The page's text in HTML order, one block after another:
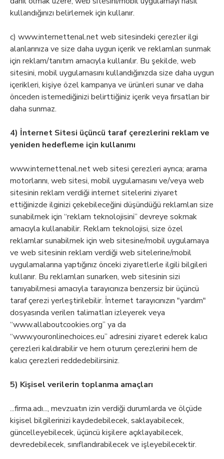
kullandığınızı belirlemek için kullanır.
c) www.internettenal.net web sitesindeki çerezler ilgi
alanlarınıza ve size daha uygun içerik ve reklamları sunmak
için reklam/tanıtım amacıyla kullanılır. Bu şekilde, web
sitesini, mobil uygulamasını kullandığınızda size daha uygun
içerikleri, kişiye özel kampanya ve ürünleri sunar ve daha
önceden istemediğinizi belirttiğiniz içerik veya fırsatları bir
daha sunmaz.
4) İnternet Sitesi üçüncü taraf çerezlerini reklam ve
yeniden hedefleme için kullanımı
www.internettenal.net web sitesi çerezleri ayrıca; arama
motorlarını, web sitesi, mobil uygulamasını ve/veya web
sitesinin reklam verdiği internet sitelerini ziyaret
ettiğinizde ilginizi çekebileceğini düşündüğü reklamları size
sunabilmek için “reklam teknolojisini” devreye sokmak
amacıyla kullanabilir. Reklam teknolojisi, size özel
reklamlar sunabilmek için web sitesine/mobil uygulamaya
ve web sitesinin reklam verdiği web sitelerine/mobil
uygulamalarına yaptığınız önceki ziyaretlerle ilgili bilgileri
kullanır. Bu reklamları sunarken, web sitesinin sizi
tanıyabilmesi amacıyla tarayıcınıza benzersiz bir üçüncü
taraf çerezi yerleştirilebilir. İnternet tarayıcınızın "yardım"
dosyasında verilen talimatları izleyerek veya
“www.allaboutcookies.org” ya da
“www.youronlinechoices.eu” adresini ziyaret ederek kalıcı
çerezleri kaldırabilir ve hem oturum çerezlerini hem de
kalıcı çerezleri reddedebilirsiniz.
5) Kişisel verilerin toplanma amaçları
...firma.adı..., mevzuatın izin verdiği durumlarda ve ölçüde
kişisel bilgilerinizi kaydedebilecek, saklayabilecek,
güncelleyebilecek, üçüncü kişilere açıklayabilecek,
devredebilecek, sınıflandırabilecek ve işleyebilecektir.